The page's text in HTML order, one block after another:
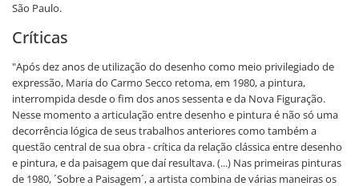
São Paulo.
Críticas
"Após dez anos de utilização do desenho como meio privilegiado de
expressão, Maria do Carmo Secco retoma, em 1980, a pintura,
interrompida desde o fim dos anos sessenta e da Nova Figuração.
Nesse momento a articulação entre desenho e pintura é não só uma
decorrência lógica de seus trabalhos anteriores como também a
questão central de sua obra - crítica da relação clássica entre desenho
e pintura, e da paisagem que daí resultava. (...) Nas primeiras pinturas
de 1980, ´Sobre a Paisagem´, a artista combina de várias maneiras os